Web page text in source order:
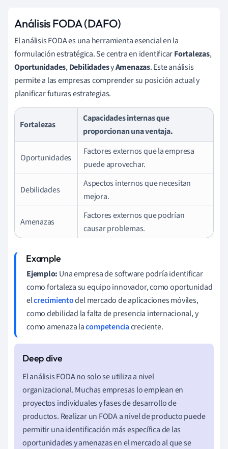
Análisis FODA (DAFO)
El análisis FODA es una herramienta esencial en la
formulación estratégica. Se centra en identificarFortalezas,
Oportunidades,DebilidadesyAmenazas. Este análisis
permite a las empresas comprender su posición actual y
planificar futuras estrategias.
Fortalezas
Capacidades internas que
proporcionan una ventaja.
Oportunidades
Factores externos que la empresa
puede aprovechar.
Debilidades
Aspectos internos que necesitan
mejora.
Amenazas
Factores externos que podrían
causar problemas.
Ejemplo: Una empresa de software podría identificar
como fortaleza su equipo innovador, como oportunidad
elcrecimientodel mercado de aplicaciones móviles,
como debilidad la falta de presencia internacional, y
como amenaza lacompetenciacreciente.
El análisis FODA no solo se utiliza a nivel
organizacional. Muchas empresas lo emplean en
proyectos individuales y fases de desarrollo de
productos. Realizar un FODA a nivel de producto puede
permitir una identificación más específica de las
oportunidades y amenazas en el mercado al que se